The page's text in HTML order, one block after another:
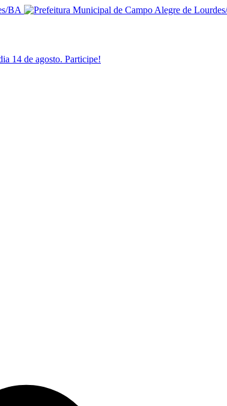
14 de agosto. Participe!